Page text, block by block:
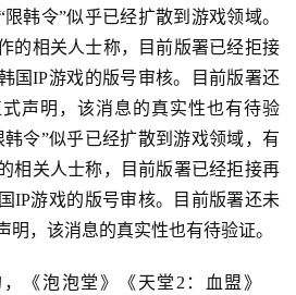
韩令”似乎已经扩散到游戏领域。
的相关人士称，目前版署已经拒接
国IP游戏的版号审核。目前版署还
声明，该消息的真实性也有待验
令”似乎已经扩散到游戏领域，有
相关人士称，目前版署已经拒接再
IP游戏的版号审核。目前版署还未
明，该消息的真实性也有待验证。
《泡泡堂》《天堂2：血盟》